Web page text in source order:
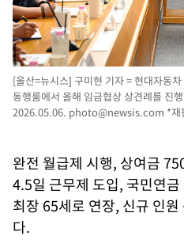
[울산=뉴시스] 구미현 기자 = 현대자동
동행룸에서 올해 임금협상 상견례를 진
2026.05.06. photo@newsis.com *재
완전 월급제 시행, 상여금
4.5일 근무제 도입, 국민연
최장 65세로 연장, 신규 인
다.